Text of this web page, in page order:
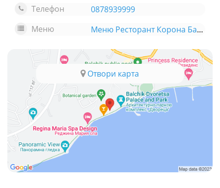
Телефон
0878939999
Меню
Меню Ресторант Корона Балчик
Отвори карта